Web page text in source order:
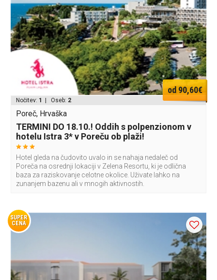
od 90,60€
Nočitev: 1 | Oseb: 2
Poreč, Hrvaška
TERMINI DO 18.10.! Oddih s polpenzionom v
hotelu Istra 3* v Poreču ob plaži!
Hotel gleda na čudovito uvalo in se nahaja nedaleč od
Poreča na osrednji lokaciji v Zelena Resortu, ki je odlična
baza za raziskovanje celotne okolice. Uživate lahko na
zunanjem bazenu ali v mnogih aktivnostih.
SUPER
CENA